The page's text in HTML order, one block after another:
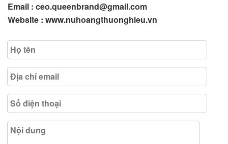
Email : ceo.queenbrand@gmail.com
Website : www.nuhoangthuonghieu.vn